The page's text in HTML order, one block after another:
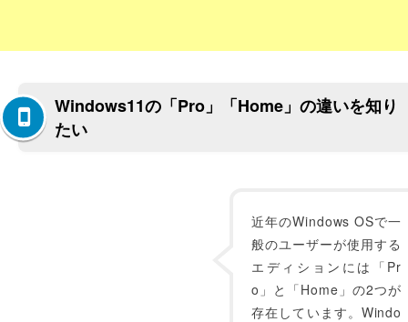
Windows11の「Pro」「Home」の違いを知り
たい
近年のWindows OSで一
般のユーザーが使用する
エディションには「Pr
o」と「Home」の2つが
存在しています。Windo